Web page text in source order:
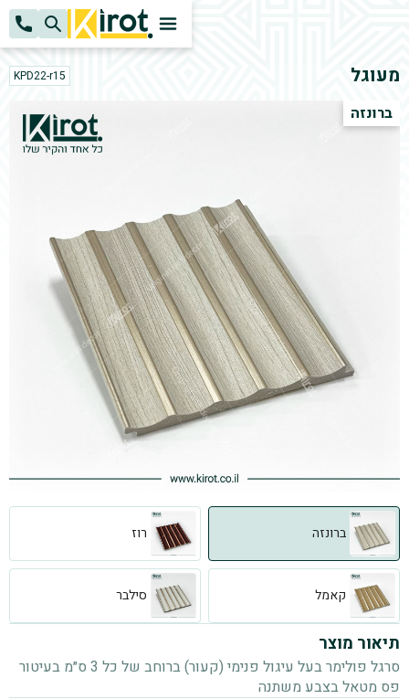
k H
מעוגל KPD22-r15
ברונזה
ברונזה רוז
קאמל סילבר
תיאור מוצר
סרגל פולימר בעל עיגול פנימי (קעור) ברוחב של כל 3 ס״מ בעיטור
פס מטאל בצבע משתנה